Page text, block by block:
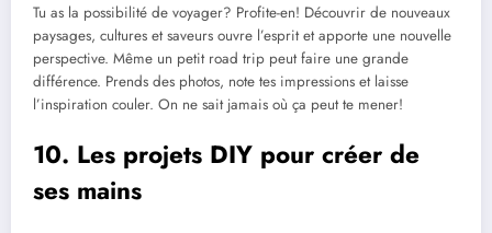
Tu as la possibilité de voyager? Profite-en! Découvrir de nouveaux
paysages, cultures et saveurs ouvre l’esprit et apporte une nouvelle
perspective. Même un petit road trip peut faire une grande
différence. Prends des photos, note tes impressions et laisse
l’inspiration couler. On ne sait jamais où ça peut te mener!
10. Les projets DIY pour créer de
ses mains